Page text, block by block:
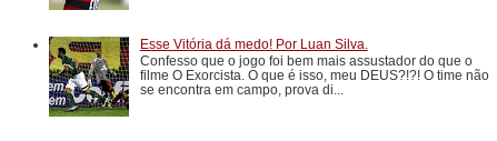
Esse Vitória dá medo! Por Luan Silva.
Confesso que o jogo foi bem mais assustador do que o
filme O Exorcista. O que é isso, meu DEUS?!?! O time não
se encontra em campo, prova di...